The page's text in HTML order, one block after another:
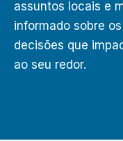
assuntos locais e
informado sobre
decisões que
ao seu redor.